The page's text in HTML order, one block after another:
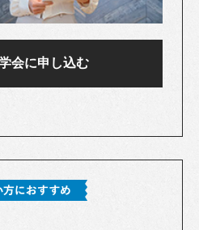
会に申し込む